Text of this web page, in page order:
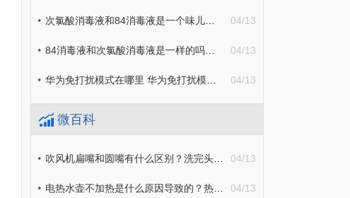
04/13
次氯酸消毒液和84消毒液是一个味儿吗？次氯酸消毒液和酒精消毒液哪个好？
04/13
84消毒液和次氯酸消毒液是一样的吗？84消毒液一瓶盖需要兑多少水？
04/13
华为免打扰模式在哪里 华为免打扰模式在哪里设置
微百科
04/13
吹风机扁嘴和圆嘴有什么区别？洗完头用吹风机吹头发好还是自然干好？
04/13
电热水壶不加热是什么原因导致的？热水壶第一次使用前应该怎么用？